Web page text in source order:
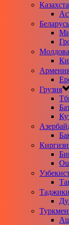
Беларусь
Молдова
Грузия